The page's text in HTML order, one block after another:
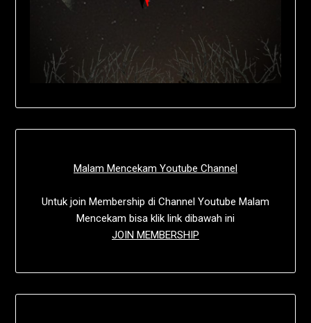
Malam Mencekam Youtube Channel
Untuk join Membership di Channel Youtube Malam
Mencekam bisa klik link dibawah ini
JOIN MEMBERSHIP